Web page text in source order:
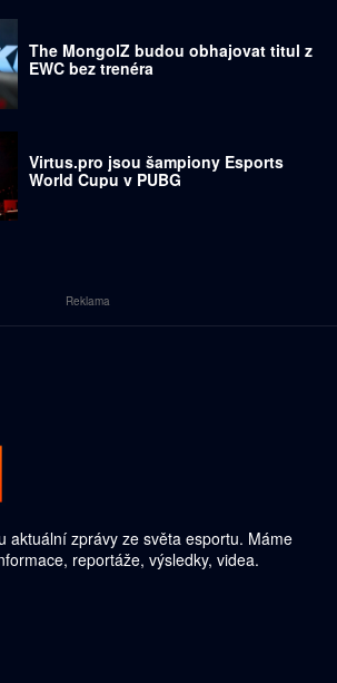
The MongolZ budou obhajovat titul z
EWC bez trenéra
Virtus.pro jsou šampiony Esports
World Cupu v PUBG
Reklama
aktuální zprávy ze světa esportu. Máme
reportáže, výsledky, videa.